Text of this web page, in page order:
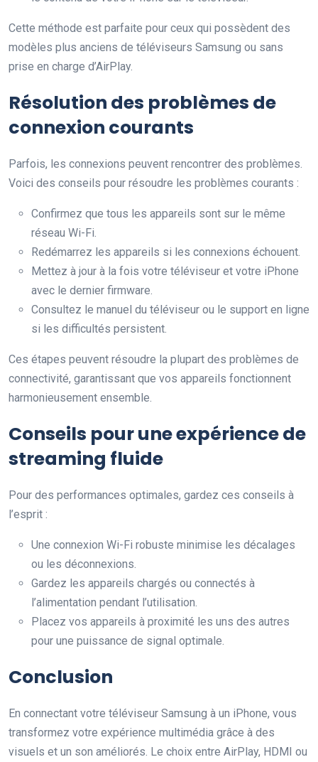
Cette méthode est parfaite pour ceux qui possèdent des
modèles plus anciens de téléviseurs Samsung ou sans
prise en charge d’AirPlay.
Résolution des problèmes de
connexion courants
Parfois, les connexions peuvent rencontrer des problèmes.
Voici des conseils pour résoudre les problèmes courants :
Confirmez que tous les appareils sont sur le même
réseau Wi-Fi.
Redémarrez les appareils si les connexions échouent.
Mettez à jour à la fois votre téléviseur et votre iPhone
avec le dernier firmware.
Consultez le manuel du téléviseur ou le support en ligne
si les difficultés persistent.
Ces étapes peuvent résoudre la plupart des problèmes de
connectivité, garantissant que vos appareils fonctionnent
harmonieusement ensemble.
Conseils pour une expérience de
streaming fluide
Pour des performances optimales, gardez ces conseils à
l’esprit :
Une connexion Wi-Fi robuste minimise les décalages
ou les déconnexions.
Gardez les appareils chargés ou connectés à
l’alimentation pendant l’utilisation.
Placez vos appareils à proximité les uns des autres
pour une puissance de signal optimale.
Conclusion
En connectant votre téléviseur Samsung à un iPhone, vous
transformez votre expérience multimédia grâce à des
visuels et un son améliorés. Le choix entre AirPlay, HDMI ou